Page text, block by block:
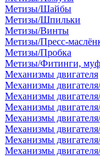
Метизы/Шайбы
Метизы/Шпильки
Метизы/Винты
Метизы/Пресс-
Метизы/Пробка
Метизы/Фитинги,
Механизмы двигателя
Механизмы
Механизмы
Механизмы
Механизмы
Механизмы
Механизмы
Механизмы